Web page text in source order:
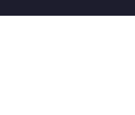
Marketing GmbH